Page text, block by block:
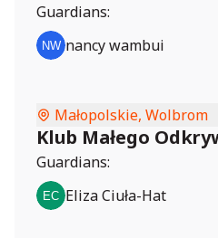
Guardians:
nancy wambui
Małopolskie, Wolbrom
Guardians:
Eliza Ciuła-Hat